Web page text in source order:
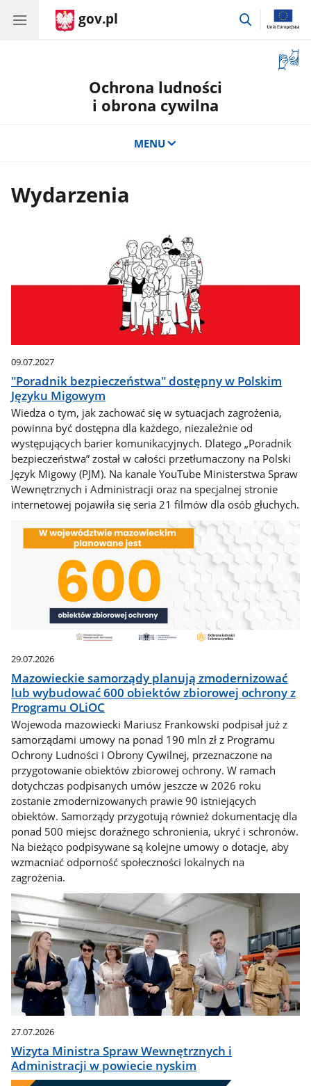
gov.pl
przejdź
okno
Ochrona ludności
i obrona cywilna
MENU
Wydarzenia
09.07.2027
"Poradnik bezpieczeństwa" dostępny w Polskim
Języku Migowym
Wiedza o tym, jak zachować się w sytuacjach zagrożenia,
powinna być dostępna dla każdego, niezależnie od
występujących barier komunikacyjnych. Dlatego „Poradnik
bezpieczeństwa” został w całości przetłumaczony na Polski
Język Migowy (PJM). Na kanale YouTube Ministerstwa Spraw
Wewnętrznych i Administracji oraz na specjalnej stronie
internetowej pojawiła się seria 21 filmów dla osób głuchych.
29.07.2026
Mazowieckie samorządy planują zmodernizować
lub wybudować 600 obiektów zbiorowej ochrony z
Programu OLiOC
Wojewoda mazowiecki Mariusz Frankowski podpisał już z
samorządami umowy na ponad 190 mln zł z Programu
Ochrony Ludności i Obrony Cywilnej, przeznaczone na
przygotowanie obiektów zbiorowej ochrony. W ramach
dotychczas podpisanych umów jeszcze w 2026 roku
zostanie zmodernizowanych prawie 90 istniejących
obiektów. Samorządy przygotują również dokumentację dla
ponad 500 miejsc doraźnego schronienia, ukryć i schronów.
Na bieżąco podpisywane są kolejne umowy o dotacje, aby
wzmacniać odporność społeczności lokalnych na
zagrożenia.
27.07.2026
Wizyta Ministra Spraw Wewnętrznych i
Administracji w powiecie nyskim